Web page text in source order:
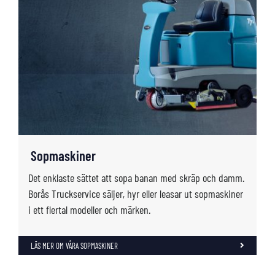
Sopmaskiner
Det enklaste sättet att sopa banan med skräp och damm.
Borås Truckservice säljer, hyr eller leasar ut sopmaskiner
i ett flertal modeller och märken.
LÄS MER OM VÅRA SOPMASKINER